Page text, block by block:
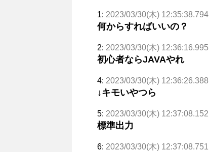
1: 2023/03/30(木) 12:35:38.794
何からすればいいの？
2: 2023/03/30(木) 12:36:16.995
初心者ならJAVAやれ
4: 2023/03/30(木) 12:36:26.388
↓キモいやつら
5: 2023/03/30(木) 12:37:08.152
標準出力
6: 2023/03/30(木) 12:37:08.751